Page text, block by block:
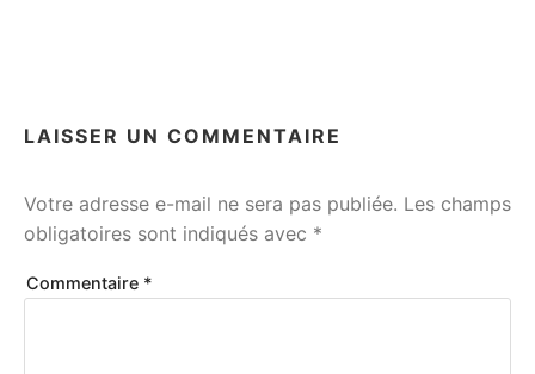
LAISSER UN COMMENTAIRE
Votre adresse e-mail ne sera pas publiée. Les champs
obligatoires sont indiqués avec *
Commentaire *